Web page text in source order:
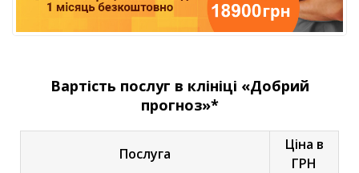
Вартість послуг в клініці «Добрий
прогноз»*
Послуга
Ціна в
ГРН